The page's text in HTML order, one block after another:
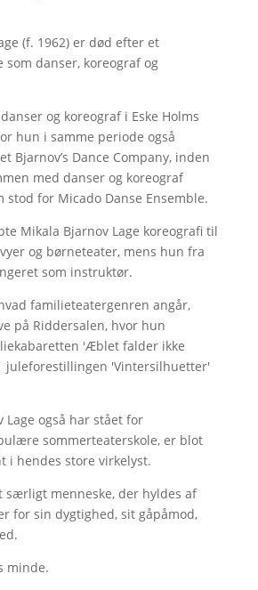
(f. 1962) er død efter et
som danser, koreograf og
og koreograf i Eske Holms
hun i samme periode også
Bjarnov’s Dance Company, inden
med danser og koreograf
stod for Micado Danse Ensemble.
Mikala Bjarnov Lage koreografi til
og børneteater, mens hun fra
som instruktør.
familieteatergenren angår,
på Riddersalen, hvor hun
'Æblet falder ikke
juleforestillingen 'Vintersilhuetter'
Lage også har stået for
sommerteaterskole, er blot
i hendes store virkelyst.
særligt menneske, der hyldes af
for sin dygtighed, sit gåpåmod,
minde.